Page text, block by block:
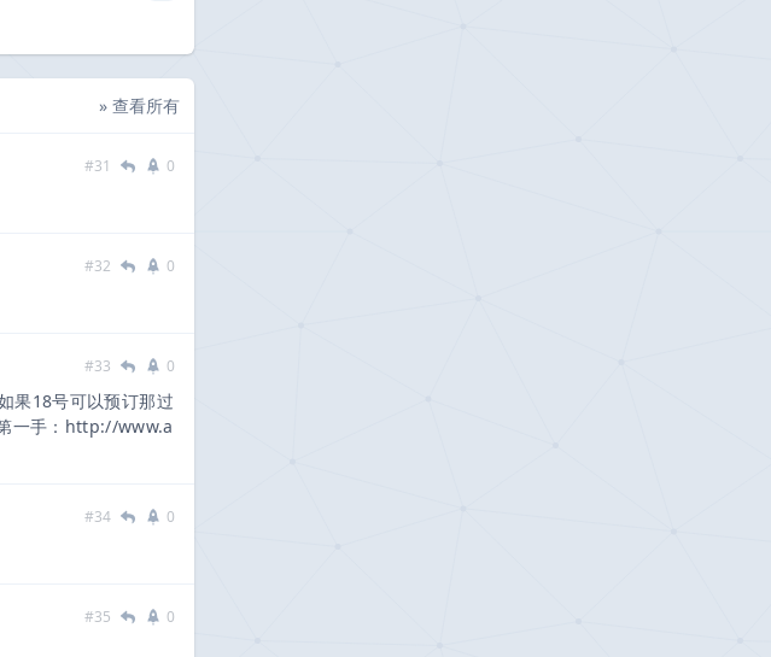
» 查看所有
#31 0
#32 0
#33 0
果18号可以预订那过
一手：http://www.a
#34 0
#35 0